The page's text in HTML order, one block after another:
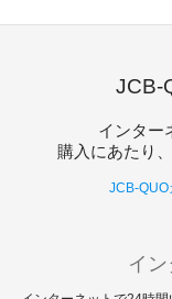
JCB-
インター
購入にあたり
JCB-
イ